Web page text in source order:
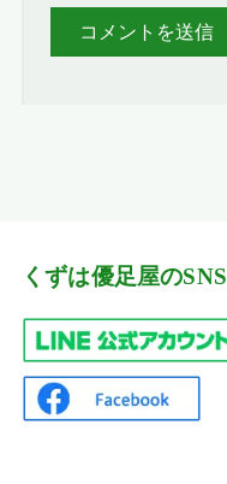
くずは優足屋のSNS